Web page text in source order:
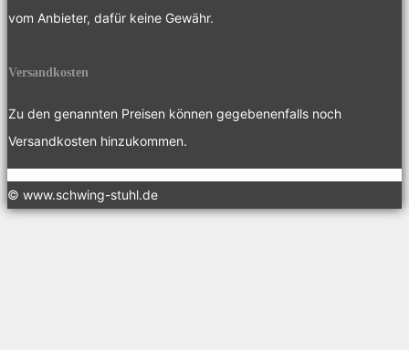
vom Anbieter, dafür keine Gewähr.
Versandkosten
Zu den genannten Preisen können gegebenenfalls noch
Versandkosten hinzukommen.
© www.schwing-stuhl.de